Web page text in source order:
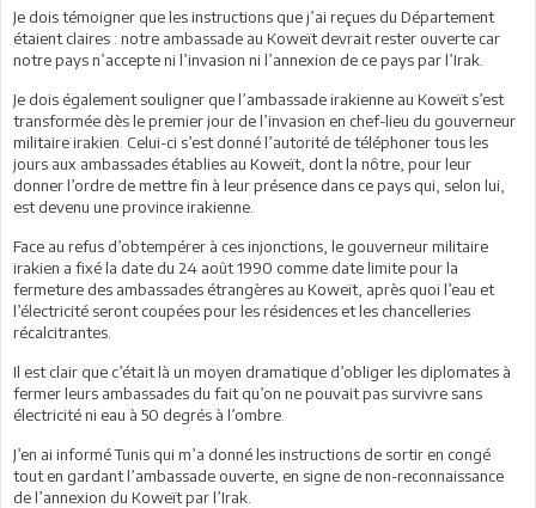
Je dois témoigner que les instructions que j’ai reçues du Département
étaient claires : notre ambassade au Koweït devrait rester ouverte car
notre pays n’accepte ni l’invasion ni l’annexion de ce pays par l’Irak.
Je dois également souligner que l’ambassade irakienne au Koweït s’est
transformée dès le premier jour de l’invasion en chef-lieu du gouverneur
militaire irakien. Celui-ci s’est donné l’autorité de téléphoner tous les
jours aux ambassades établies au Koweït, dont la nôtre, pour leur
donner l’ordre de mettre fin à leur présence dans ce pays qui, selon lui,
est devenu une province irakienne.
Face au refus d’obtempérer à ces injonctions, le gouverneur militaire
irakien a fixé la date du 24 août 1990 comme date limite pour la
fermeture des ambassades étrangères au Koweït, après quoi l’eau et
l’électricité seront coupées pour les résidences et les chancelleries
récalcitrantes.
Il est clair que c’était là un moyen dramatique d’obliger les diplomates à
fermer leurs ambassades du fait qu’on ne pouvait pas survivre sans
électricité ni eau à 50 degrés à l’ombre.
J’en ai informé Tunis qui m’a donné les instructions de sortir en congé
tout en gardant l’ambassade ouverte, en signe de non-reconnaissance
de l’annexion du Koweït par l’Irak.